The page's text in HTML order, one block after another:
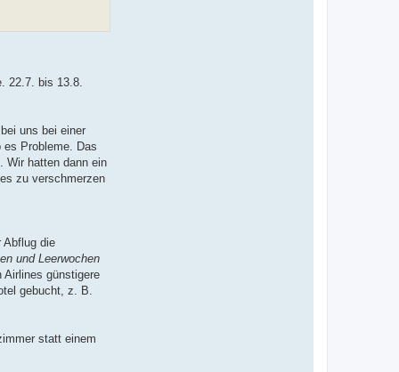
22.7. bis 13.8.
uns bei einer
es Probleme. Das
Wir hatten dann ein
zu verschmerzen
Abflug die
und Leerwochen
Airlines günstigere
gebucht, z. B.
statt einem